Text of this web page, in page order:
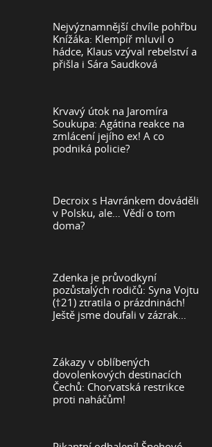
Nejvýznamnější chvíle pohřbu
Knížáka: Klempíř mluvil o
hádce, Klaus vzýval rebelství a
přišla i Sára Saudková
Krvavý útok na Jaromíra
Soukupa: Agátina reakce na
zmlácení jejího ex! A co
podniká policie?
Decroix s Havránkem dováděli
v Polsku, ale… Vědí o tom
doma?
Zdenka je průvodkyní
pozůstalých rodičů: Syna Vojtu
(†21) ztratila o prázdninách!
Ještě jsme doufali v zázrak…
Zákazy v oblíbených
dovolenkových destinacích
Čechů: Chorvatská restrikce
proti naháčům!